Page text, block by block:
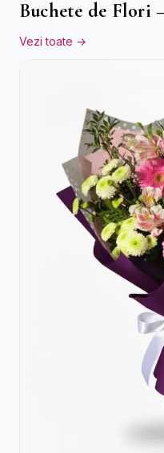
Buchete de Flori
Vezi toate →